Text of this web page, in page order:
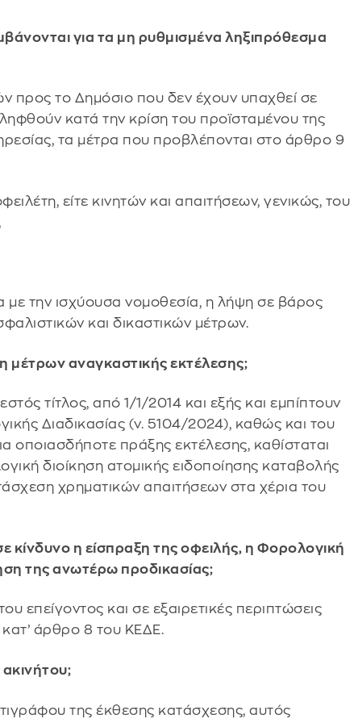
για τα μη ρυθμισμένα ληξιπρόθεσμα
προς το Δημόσιο που δεν έχουν υπαχθεί σε
κατά την κρίση του προϊσταμένου της
τα μέτρα που προβλέπονται στο άρθρο 9
είτε κινητών και απαιτήσεων, γενικώς, του
την ισχύουσα νομοθεσία, η λήψη σε βάρος
και δικαστικών μέτρων.
μέτρων αναγκαστικής εκτέλεσης;
τίτλος, από 1/1/2014 και εξής και εμπίπτουν
Διαδικασίας (ν. 5104/2024), καθώς και του
οποιασδήποτε πράξης εκτέλεσης, καθίσταται
διοίκηση ατομικής ειδοποίησης καταβολής
χρηματικών απαιτήσεων στα χέρια του
κίνδυνο η είσπραξη της οφειλής, η Φορολογική
της ανωτέρω προδικασίας;
επείγοντος και σε εξαιρετικές περιπτώσεις
άρθρο 8 του ΚΕΔΕ.
ακινήτου;
της έκθεσης κατάσχεσης, αυτός